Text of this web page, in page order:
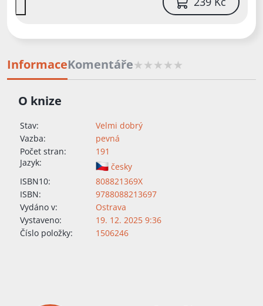
InformaceKomentáře
O knize
Stav:
Velmi dobrý
Vazba:
pevná
Počet stran:
191
Jazyk:
česky
ISBN10:
808821369X
ISBN:
9788088213697
Vydáno v:
Ostrava
Vystaveno:
19. 12. 2025 9:36
Číslo položky:
1506246